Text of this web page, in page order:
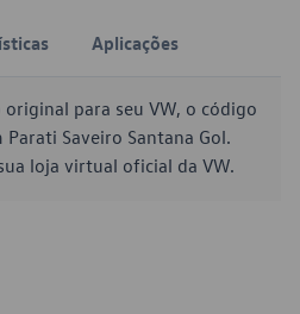
Aplicações
para seu VW, o código
Saveiro Santana Gol.
loja virtual oficial da VW.